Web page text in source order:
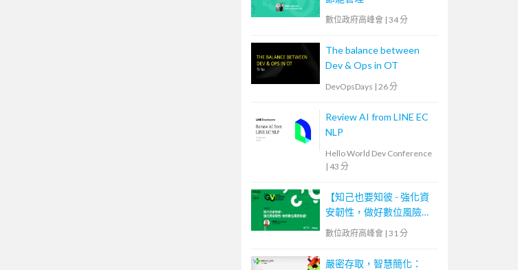
數位政府高峰會 | 34 分
The balance between
Dev & Ops in OT
DevOpsDays | 26 分
Review AI from LINE EC
NLP
Hello World Dev Conference
| 43 分
【知己也要知彼 - 強化資
安韌性，做好數位風險防
護！】
數位政府高峰會 | 31 分
嚴密存取，智慧簡化：